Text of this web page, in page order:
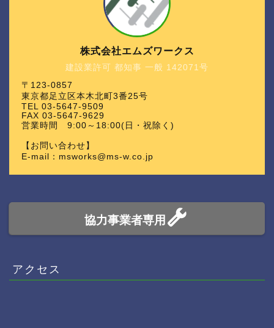
建設業許可 都知事 一般 142071号
株式会社エムズワークス
〒123-0857
東京都足立区本木北町3番25号
TEL 03-5647-9509
FAX 03-5647-9629
営業時間 9:00～18:00(日・祝除く)
【お問い合わせ】
E-mail：msworks@ms-w.co.jp
協力事業者専用
アクセス